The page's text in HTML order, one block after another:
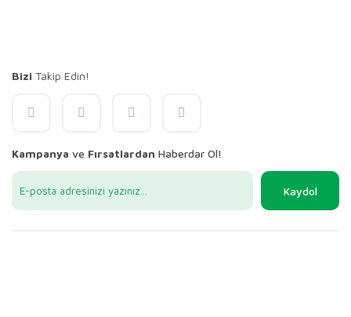
Bizi Takip Edin!
Kampanya ve Fırsatlardan Haberdar Ol!
Kaydol